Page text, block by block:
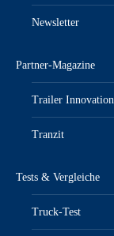
Newsletter
Partner-Magazine
Trailer Innovation
Tranzit
Tests & Vergleiche
Truck-Test